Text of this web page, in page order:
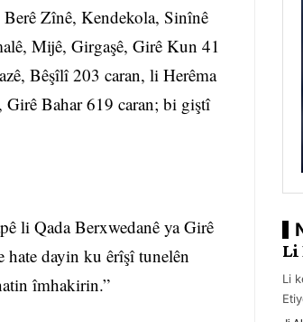
Zînê, Kendekola, Sinînê
Mijê, Girgaşê, Girê Kun 41
Bêşîlî 203 caran, li Herêma
Girê Bahar 619 caran; bi giştî
li Qada Berxwedanê ya Girê
dayin ku êrîşî tunelên
îmhakirin.”
Li
Li